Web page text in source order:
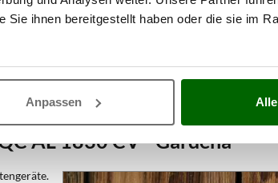
ihnen bereitgestellt haben oder die sie im
Anpassen
AL 1830 CV - Gardena